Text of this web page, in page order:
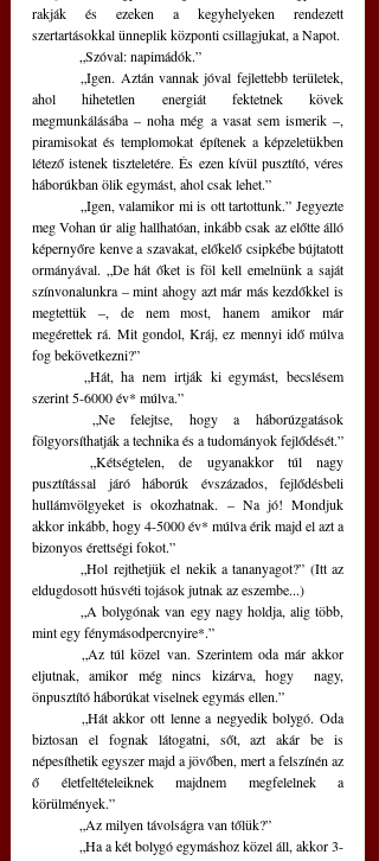
rakják és ezeken a kegyhelyeken rendezett
szertartásokkal ünneplik központi csillagjukat, a Napot.
„Szóval: napimádók.”
ahol hihetetlen energiát fektetnek kövek
megmunkálásába – noha még a vasat sem ismerik –,
piramisokat és templomokat építenek a képzeletükben
létező istenek tiszteletére. És ezen kívül pusztító, véres
háborúkban ölik egymást, ahol csak lehet.”
meg Vohan úr alig hallhatóan, inkább csak az előtte álló
képernyőre kenve a szavakat, előkelő csipkébe bújtatott
ormányával. „De hát őket is föl kell emelnünk a saját
színvonalunkra – mint ahogy azt már más kezdőkkel is
megtettük –, de nem most, hanem amikor már
megérettek rá. Mit gondol, Kráj, ez mennyi idő múlva
fog bekövetkezni?”
szerint 5-6000 év* múlva.”
fölgyorsíthatják a technika és a tudományok fejlődését.”
pusztítással járó háborúk évszázados, fejlődésbeli
hullámvölgyeket is okozhatnak. – Na jó! Mondjuk
akkor inkább, hogy 4-5000 év* múlva érik majd el azt a
bizonyos érettségi fokot.”
eldugdosott húsvéti tojások jutnak az eszembe...)
mint egy fénymásodpercnyire*.”
eljutnak, amikor még nincs kizárva, hogy  nagy,
önpusztító háborúkat viselnek egymás ellen.”
biztosan el fognak látogatni, sőt, azt akár be is
népesíthetik egyszer majd a jövőben, mert a felszínén az
ő életfeltételeiknek majdnem megfelelnek a
körülmények.”
	„Az milyen távolságra van tőlük?”